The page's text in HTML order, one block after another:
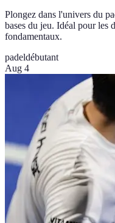
Plongez dans l'univers du
bases du jeu. Idéal pour les
fondamentaux.
padeldébutant
Aug 4